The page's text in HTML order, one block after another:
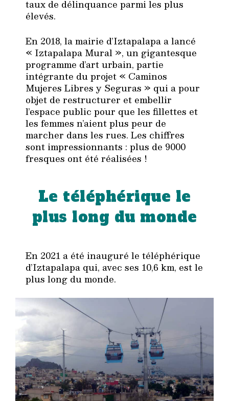
taux de délinquance parmi les plus
élevés.
En 2018, la mairie d’Iztapalapa a lancé
« Iztapalapa Mural », un gigantesque
programme d’art urbain, partie
intégrante du projet « Caminos
Mujeres Libres y Seguras » qui a pour
objet de restructurer et embellir
l’espace public pour que les fillettes et
les femmes n’aient plus peur de
marcher dans les rues. Les chiffres
sont impressionnants : plus de 9000
fresques ont été réalisées !
Le téléphérique le
plus long du monde
En 2021 a été inauguré le téléphérique
d’Iztapalapa qui, avec ses 10,6 km, est le
plus long du monde.